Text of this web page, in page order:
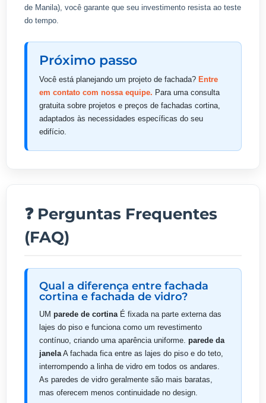
de Manila), você garante que seu investimento resista ao teste
do tempo.
Próximo passo
Você está planejando um projeto de fachada? Entre
em contato com nossa equipe. Para uma consulta
gratuita sobre projetos e preços de fachadas cortina,
adaptados às necessidades específicas do seu
edifício.
❓ Perguntas Frequentes
(FAQ)
Qual a diferença entre fachada
cortina e fachada de vidro?
UM parede de cortinaÉ fixada na parte externa das
lajes do piso e funciona como um revestimento
contínuo, criando uma aparência uniforme. parede da
janelaA fachada fica entre as lajes do piso e do teto,
interrompendo a linha de vidro em todos os andares.
As paredes de vidro geralmente são mais baratas,
mas oferecem menos continuidade no design.